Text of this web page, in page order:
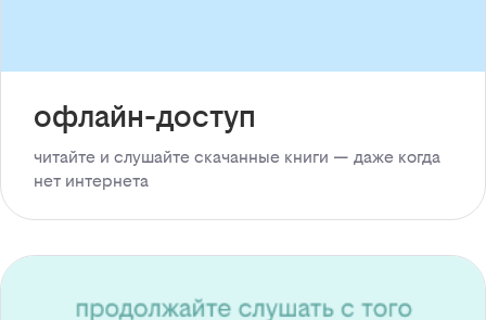
офлайн-доступ
читайте и слушайте скачанные книги — даже когда
нет интернета